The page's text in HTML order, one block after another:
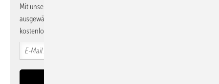
Mit unserem Newsletter erhalten Sie regelmäßig von uns
ausgewählte Informationen und Neuigkeiten, gebündelt und
kostenlos direkt ins Postfach.